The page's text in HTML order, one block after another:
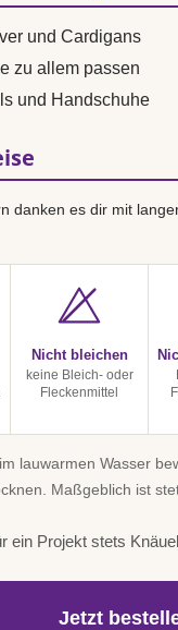
und Cardigans
zu allem passen
und Handschuhe
danken es dir mit
Nicht bleichen
keine Bleich- oder
Fleckenmittel
lauwarmen Wasser
Maßgeblich ist
ein Projekt stets
Jetzt